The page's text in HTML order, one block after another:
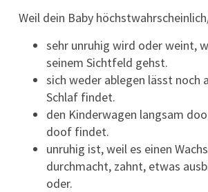
Weil dein Baby
sehr unruhig wird oder weint,
seinem Sichtfeld gehst.
sich weder ablegen lässt noch
Schlaf findet.
den Kinderwagen langsam
doof findet.
unruhig ist, weil es einen
durchmacht, zahnt, etwas
oder.